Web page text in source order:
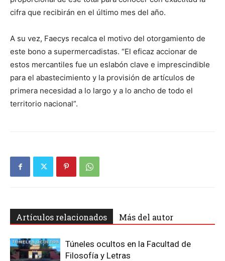
cifra que recibirán en el último mes del año.
A su vez, Faecys recalca el motivo del otorgamiento de
este bono a supermercadistas. “El eficaz accionar de
estos mercantiles fue un eslabón clave e imprescindible
para el abastecimiento y la provisión de artículos de
primera necesidad a lo largo y a lo ancho de todo el
territorio nacional”.
Artículos relacionados Más del autor
Túneles ocultos en la Facultad de
Filosofía y Letras